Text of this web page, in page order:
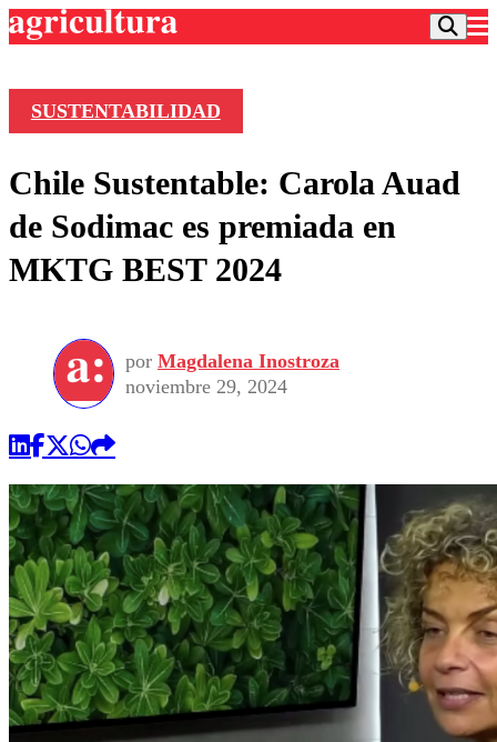
Frecuencias
Deportes
Colo Colo
Seleccion Chilena
Torneo Internacional
Universidad de Chile
Entretención
Economía
Internacional
Sustentabilidad
Publicaciones en medios
Opinión
SUSTENTABILIDAD
Chile Sustentable: Carola Auad
de Sodimac es premiada en
MKTG BEST 2024
por Magdalena Inostroza
noviembre 29, 2024